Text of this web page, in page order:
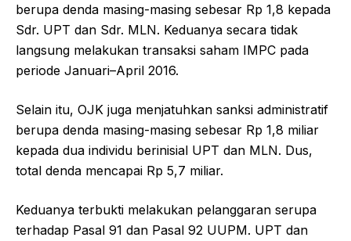
berupa denda masing-masing sebesar Rp 1,8 kepada
Sdr. UPT dan Sdr. MLN. Keduanya secara tidak
langsung melakukan transaksi saham IMPC pada
periode Januari–April 2016.
Selain itu, OJK juga menjatuhkan sanksi administratif
berupa denda masing-masing sebesar Rp 1,8 miliar
kepada dua individu berinisial UPT dan MLN. Dus,
total denda mencapai Rp 5,7 miliar.
Keduanya terbukti melakukan pelanggaran serupa
terhadap Pasal 91 dan Pasal 92 UUPM. UPT dan